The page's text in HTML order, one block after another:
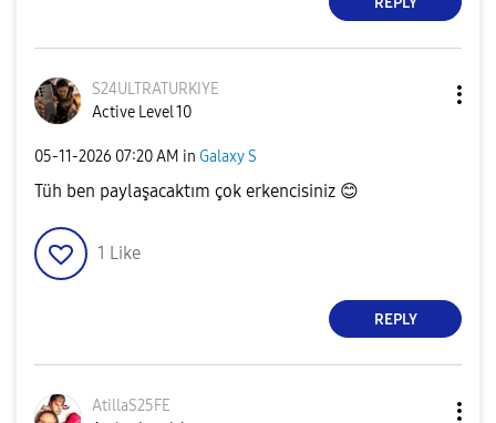
S24ULTRATURKIYE
Active Level 10
‎05-11-2026 07:20 AM in Galaxy S
Tüh ben paylaşacaktım çok erkencisiniz 😊
1 Like
REPLY
AtillaS25FE